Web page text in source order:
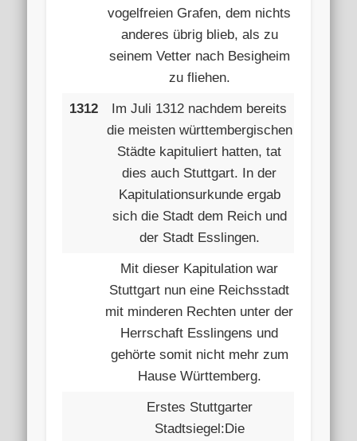
vogelfreien Grafen, dem nichts
anderes übrig blieb, als zu
seinem Vetter nach Besigheim
zu fliehen.
1312
Im Juli 1312 nachdem bereits
die meisten württembergischen
Städte kapituliert hatten, tat
dies auch Stuttgart. In der
Kapitulationsurkunde ergab
sich die Stadt dem Reich und
der Stadt Esslingen.
Mit dieser Kapitulation war
Stuttgart nun eine Reichsstadt
mit minderen Rechten unter der
Herrschaft Esslingens und
gehörte somit nicht mehr zum
Hause Württemberg.
Erstes Stuttgarter
Stadtsiegel:Die